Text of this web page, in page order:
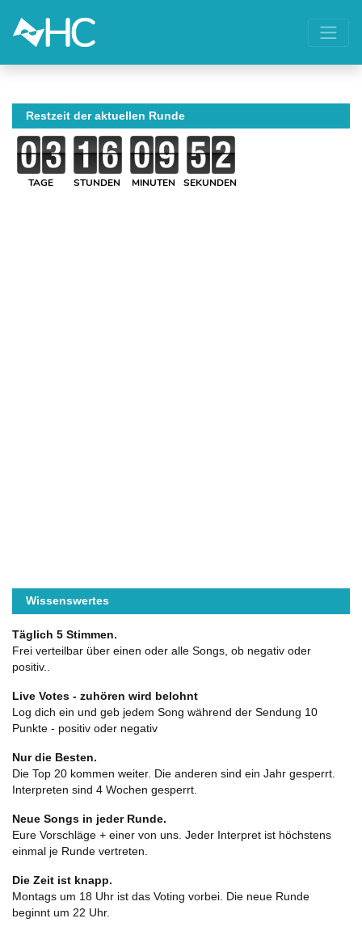
Restzeit der aktuellen Runde
TAGE STUNDEN MINUTEN SEKUNDEN
Wissenswertes
Täglich 5 Stimmen.
Frei verteilbar über einen oder alle Songs, ob negativ oder
positiv..
Live Votes - zuhören wird belohnt
Log dich ein und geb jedem Song während der Sendung 10
Punkte - positiv oder negativ
Nur die Besten.
Die Top 20 kommen weiter. Die anderen sind ein Jahr gesperrt.
Interpreten sind 4 Wochen gesperrt.
Neue Songs in jeder Runde.
Eure Vorschläge + einer von uns. Jeder Interpret ist höchstens
einmal je Runde vertreten.
Die Zeit ist knapp.
Montags um 18 Uhr ist das Voting vorbei. Die neue Runde
beginnt um 22 Uhr.